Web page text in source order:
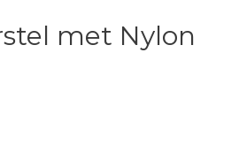
met Nylon